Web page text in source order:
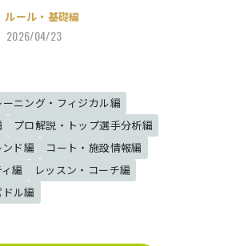
ルール・基礎編
2026/04/23
ーニング・フィジカル編
プロ解説・トップ選手分析編
ド編
コート・施設情報編
編
レッスン・コーチ編
ドル編